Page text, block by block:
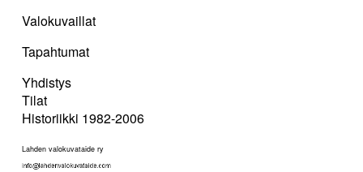
Valokuvaillat
Tapahtumat
Yhdistys
Tilat
Historiikki 1982-2006
Lahden valokuvataide ry